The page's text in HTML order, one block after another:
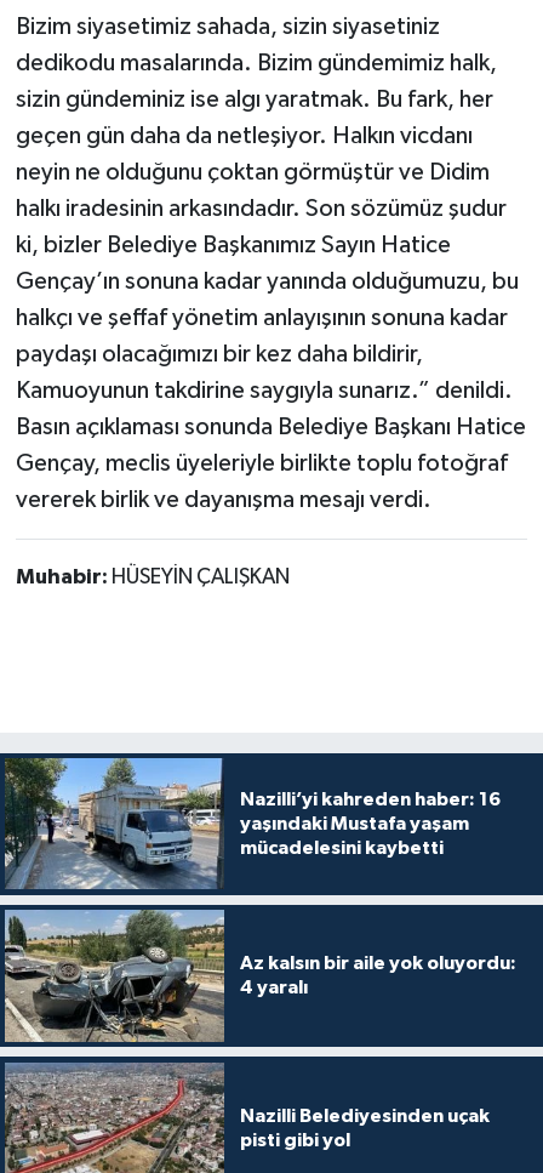
Bizim siyasetimiz sahada, sizin siyasetiniz
dedikodu masalarında. Bizim gündemimiz halk,
sizin gündeminiz ise algı yaratmak. Bu fark, her
geçen gün daha da netleşiyor. Halkın vicdanı
neyin ne olduğunu çoktan görmüştür ve Didim
halkı iradesinin arkasındadır. Son sözümüz şudur
ki, bizler Belediye Başkanımız Sayın Hatice
Gençay’ın sonuna kadar yanında olduğumuzu, bu
halkçı ve şeffaf yönetim anlayışının sonuna kadar
paydaşı olacağımızı bir kez daha bildirir,
Kamuoyunun takdirine saygıyla sunarız.” denildi.
Basın açıklaması sonunda Belediye Başkanı Hatice
Gençay, meclis üyeleriyle birlikte toplu fotoğraf
vererek birlik ve dayanışma mesajı verdi.
Muhabir: HÜSEYİN ÇALIŞKAN
Nazilli’yi kahreden haber: 16
yaşındaki Mustafa yaşam
mücadelesini kaybetti
Az kalsın bir aile yok oluyordu:
4 yaralı
Nazilli Belediyesinden uçak
pisti gibi yol